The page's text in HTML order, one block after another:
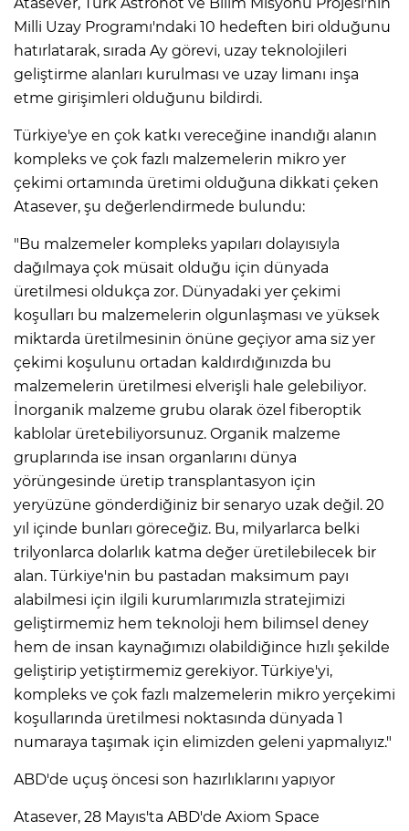
Milli Uzay Programı'ndaki 10 hedeften biri olduğunu
hatırlatarak, sırada Ay görevi, uzay teknolojileri
geliştirme alanları kurulması ve uzay limanı inşa
etme girişimleri olduğunu bildirdi.
Türkiye'ye en çok katkı vereceğine inandığı alanın
kompleks ve çok fazlı malzemelerin mikro yer
çekimi ortamında üretimi olduğuna dikkati çeken
Atasever, şu değerlendirmede bulundu:
"Bu malzemeler kompleks yapıları dolayısıyla
dağılmaya çok müsait olduğu için dünyada
üretilmesi oldukça zor. Dünyadaki yer çekimi
koşulları bu malzemelerin olgunlaşması ve yüksek
miktarda üretilmesinin önüne geçiyor ama siz yer
çekimi koşulunu ortadan kaldırdığınızda bu
malzemelerin üretilmesi elverişli hale gelebiliyor.
İnorganik malzeme grubu olarak özel fiberoptik
kablolar üretebiliyorsunuz. Organik malzeme
gruplarında ise insan organlarını dünya
yörüngesinde üretip transplantasyon için
yeryüzüne gönderdiğiniz bir senaryo uzak değil. 20
yıl içinde bunları göreceğiz. Bu, milyarlarca belki
trilyonlarca dolarlık katma değer üretilebilecek bir
alan. Türkiye'nin bu pastadan maksimum payı
alabilmesi için ilgili kurumlarımızla stratejimizi
geliştirmemiz hem teknoloji hem bilimsel deney
hem de insan kaynağımızı olabildiğince hızlı şekilde
geliştirip yetiştirmemiz gerekiyor. Türkiye'yi,
kompleks ve çok fazlı malzemelerin mikro yerçekimi
koşullarında üretilmesi noktasında dünyada 1
numaraya taşımak için elimizden geleni yapmalıyız."
ABD'de uçuş öncesi son hazırlıklarını yapıyor
Atasever, 28 Mayıs'ta ABD'de Axiom Space